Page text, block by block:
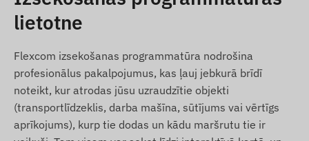
Digitālā žoga (Geofencing) atstāšana vai
ierašanās noteiktā zonā (POI).
Iepakojuma saturs
Juneo TK905C 4G LTE magnētiskais GPS
izsekotājs
USB uzlādes kabelis
lietotne
Flexcom izsekošanas programmatūra nodrošina
profesionālus pakalpojumus, kas ļauj jebkurā brīdī
noteikt, kur atrodas jūsu uzraudzītie objekti
(transportlīdzeklis, darba mašīna, sūtījums vai vērtīgs
aprīkojums), kurp tie dodas un kādu maršrutu tie ir